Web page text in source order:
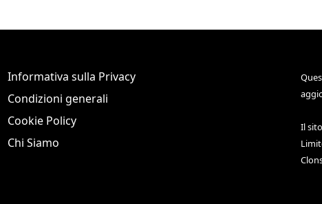
Informativa sulla Privacy
Condizioni generali
Cookie Policy
Chi Siamo
Il